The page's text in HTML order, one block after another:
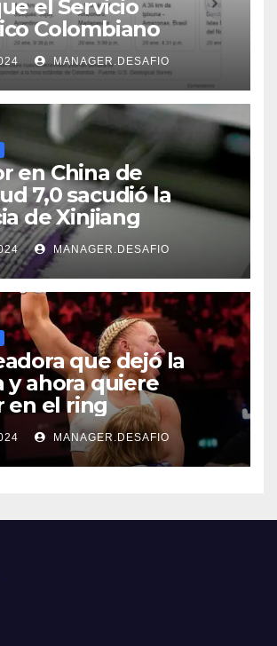
el Servicio
Colombiano
MANAGER.DESAFIO
en China de
7,0 sacudió la
de Xinjiang
MANAGER.DESAFIO
que dejó la
y ahora quiere
en el ring​
MANAGER.DESAFIO